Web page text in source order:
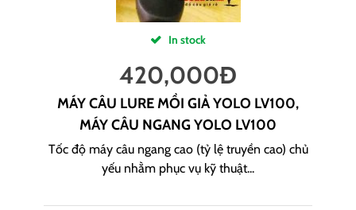
In stock
420,000Đ
MÁY CÂU LURE MỒI GIẢ YOLO LV100,
MÁY CÂU NGANG YOLO LV100
Tốc độ máy câu ngang cao (tỷ lệ truyền cao) chủ
yếu nhằm phục vụ kỹ thuật...